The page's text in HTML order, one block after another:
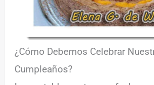
¿Cómo Debemos Celebrar
Cumpleaños?